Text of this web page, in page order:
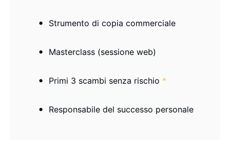
Strumento di copia commerciale
Masterclass (sessione web)
Primi 3 scambi senza rischio *
Responsabile del successo personale